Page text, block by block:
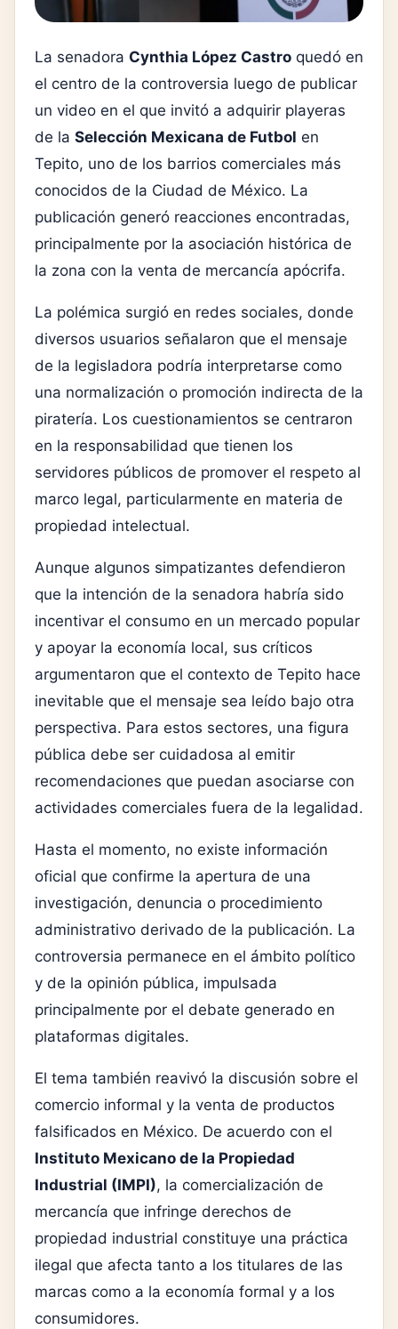
La senadora Cynthia López Castro quedó en
el centro de la controversia luego de publicar
un video en el que invitó a adquirir playeras
de la Selección Mexicana de Futbol en
Tepito, uno de los barrios comerciales más
conocidos de la Ciudad de México. La
publicación generó reacciones encontradas,
principalmente por la asociación histórica de
la zona con la venta de mercancía apócrifa.
La polémica surgió en redes sociales, donde
diversos usuarios señalaron que el mensaje
de la legisladora podría interpretarse como
una normalización o promoción indirecta de la
piratería. Los cuestionamientos se centraron
en la responsabilidad que tienen los
servidores públicos de promover el respeto al
marco legal, particularmente en materia de
propiedad intelectual.
Aunque algunos simpatizantes defendieron
que la intención de la senadora habría sido
incentivar el consumo en un mercado popular
y apoyar la economía local, sus críticos
argumentaron que el contexto de Tepito hace
inevitable que el mensaje sea leído bajo otra
perspectiva. Para estos sectores, una figura
pública debe ser cuidadosa al emitir
recomendaciones que puedan asociarse con
actividades comerciales fuera de la legalidad.
Hasta el momento, no existe información
oficial que confirme la apertura de una
investigación, denuncia o procedimiento
administrativo derivado de la publicación. La
controversia permanece en el ámbito político
y de la opinión pública, impulsada
principalmente por el debate generado en
plataformas digitales.
El tema también reavivó la discusión sobre el
comercio informal y la venta de productos
falsificados en México. De acuerdo con el
Instituto Mexicano de la Propiedad
Industrial (IMPI), la comercialización de
mercancía que infringe derechos de
propiedad industrial constituye una práctica
ilegal que afecta tanto a los titulares de las
marcas como a la economía formal y a los
consumidores.